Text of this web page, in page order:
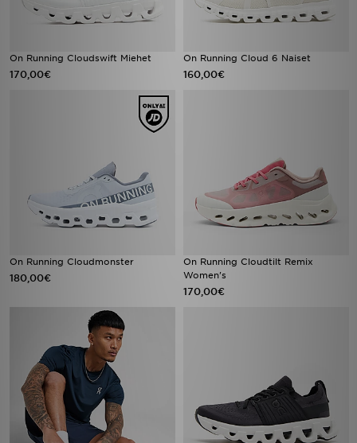
On Running Cloudswift Miehet
170,00€
On Running Cloud 6 Naiset
160,00€
On Running Cloudmonster
180,00€
On Running Cloudtilt Remix
Women's
170,00€